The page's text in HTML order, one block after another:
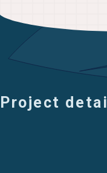
Project detail